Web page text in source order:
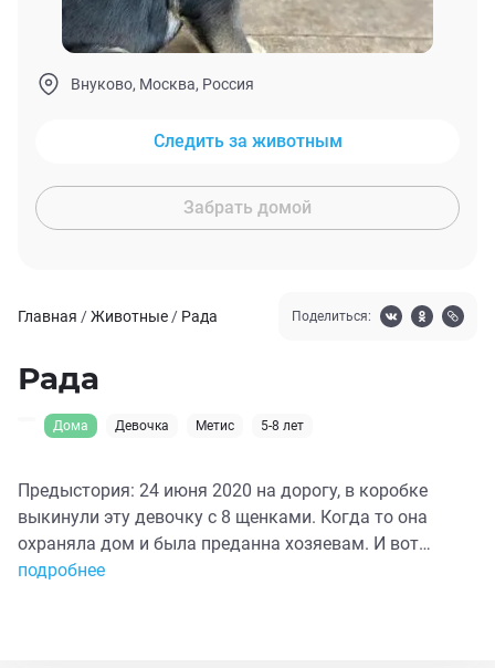
Внуково, Москва, Россия
Следить за животным
Забрать домой
Главная /Животные / Рада Поделиться:
Рада
Дома Девочка Метис 5-8 лет
Предыстория: 24 июня 2020 на дорогу, в коробке
выкинули эту девочку с 8 щенками. Когда то она
охраняла дом и была преданна хозяевам. И вот
родились малыши и люди просто выкинули всю
подробнее